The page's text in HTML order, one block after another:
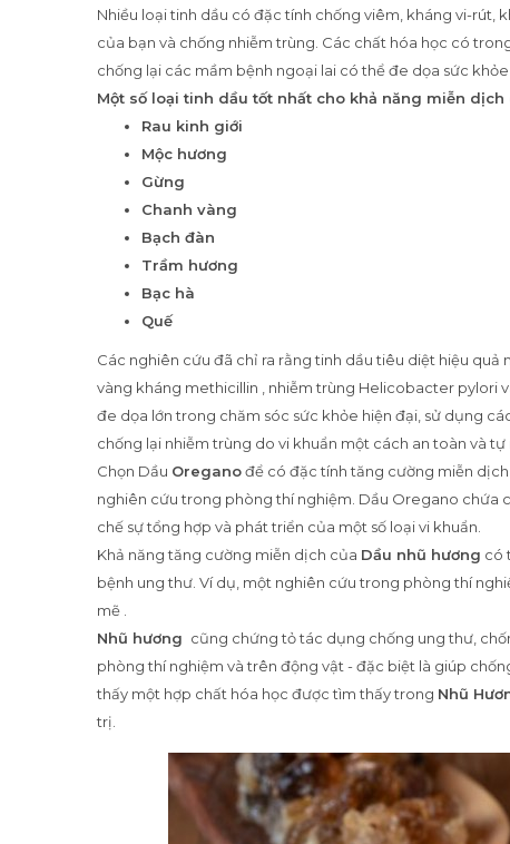
Nhiều loại tinh dầu có đặc tính chống viêm, kháng vi-rút,
của bạn và chống nhiễm trùng. Các chất hóa học có
chống lại các mầm bệnh ngoại lai có thể đe dọa sức khỏe
Một số loại tinh dầu tốt nhất cho khả năng miễn dịch
Rau kinh giới
Mộc hương
Gừng
Chanh vàng
Bạch đàn
Trầm hương
Bạc hà
Quế
Các nghiên cứu đã chỉ ra rằng tinh dầu tiêu diệt hiệu
vàng kháng methicillin , nhiễm trùng Helicobacter pylori
đe dọa lớn trong chăm sóc sức khỏe hiện đại, sử dụng
chống lại nhiễm trùng do vi khuẩn một cách an toàn và tự
Chọn Dầu Oreganođể có đặc tính tăng cường miễn
nghiên cứu trong phòng thí nghiệm. Dầu Oregano chứa
chế sự tổng hợp và phát triển của một số loại vi khuẩn.
Khả năng tăng cường miễn dịch của Dầu nhũ hương có
bệnh ung thư. Ví dụ, một nghiên cứu trong phòng thí
mẽ .
Nhũ hương cũng chứng tỏ tác dụng chống ung thư,
phòng thí nghiệm và trên động vật - đặc biệt là giúp
thấy một hợp chất hóa học được tìm thấy trong Nhũ
trị.